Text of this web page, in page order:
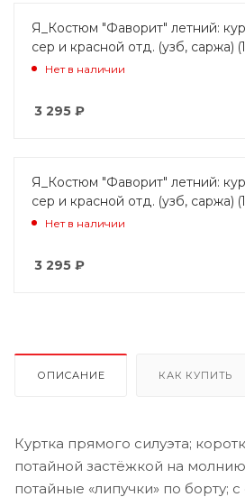
Я_Костюм "Фаворит" летний:
сер и красной отд. (узб, саржа)
Нет в наличии
3 295 ₽
Я_Костюм "Фаворит" летний:
сер и красной отд. (узб, саржа)
Нет в наличии
3 295 ₽
ОПИСАНИЕ КАК КУПИТЬ
Куртка прямого силуэта;
потайной застёжкой на
потайные «липучки» по борту;